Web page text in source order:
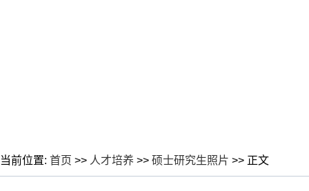
当前位置: 首页 >> 人才培养 >> 硕士研究生照片 >> 正文